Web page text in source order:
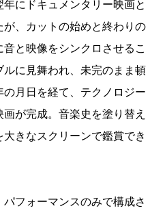
にドキュメンタリー映画と
が、カットの始めと終わりの
と映像をシンクロさせるこ
に見舞われ、未完のまま頓
月日を経て、テクノロジー
が完成。音楽史を塗り替え
きなスクリーンで鑑賞でき
フォーマンスのみで構成さ